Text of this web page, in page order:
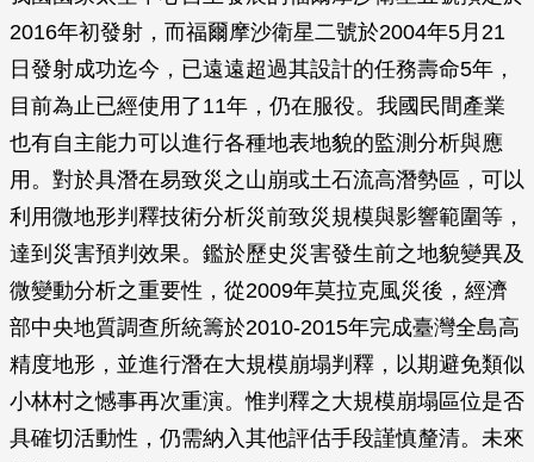
2016年初發射，而福爾摩沙衛星二號於2004年5月21
日發射成功迄今，已遠遠超過其設計的任務壽命5年，
目前為止已經使用了11年，仍在服役。我國民間產業
也有自主能力可以進行各種地表地貌的監測分析與應
用。對於具潛在易致災之山崩或土石流高潛勢區，可以
利用微地形判釋技術分析災前致災規模與影響範圍等，
達到災害預判效果。鑑於歷史災害發生前之地貌變異及
微變動分析之重要性，從2009年莫拉克風災後，經濟
部中央地質調查所統籌於2010-2015年完成臺灣全島高
精度地形，並進行潛在大規模崩塌判釋，以期避免類似
小林村之憾事再次重演。惟判釋之大規模崩塌區位是否
具確切活動性，仍需納入其他評估手段謹慎釐清。未來